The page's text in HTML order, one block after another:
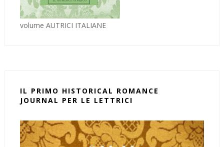
volume AUTRICI ITALIANE
IL PRIMO HISTORICAL ROMANCE
JOURNAL PER LE LETTRICI